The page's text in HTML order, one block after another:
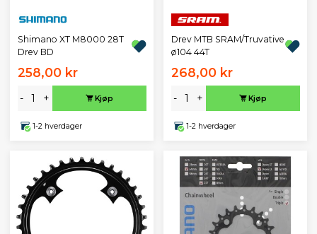
Shimano XT M8000 28T
Drev BD
258,00 kr
- + Kjøp
1-2 hverdager
Drev MTB SRAM/Truvative
ø104 44T
268,00 kr
- + Kjøp
1-2 hverdager